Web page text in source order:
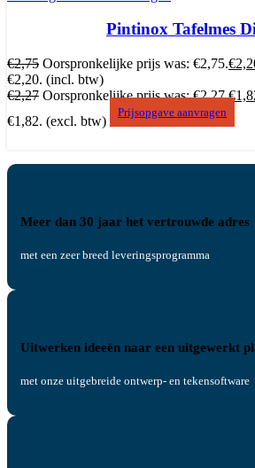
Pintinox Tafelmes
€2,75 Oorspronkelijke prijs was: €2,75.€
€2,20. (incl. btw)
€2,27 Oorspronkelijke prijs was: €2,27.€
€1,82. (excl. btw)
Prijsopgave aanvragen
Meer dan 30 jaar het vertrouwde adres
met een zeer breed leveringsprogramma
Uitwerken ideeën naar een uitgewerkt
met onze uitgebreide ontwerp- en tekensoftware